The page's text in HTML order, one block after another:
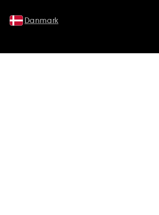
Danmark